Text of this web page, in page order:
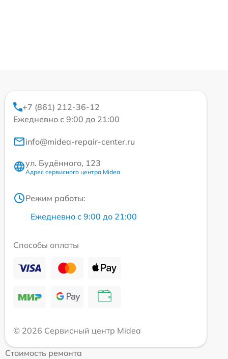
+7 (861) 212-36-12
Ежедневно с 9:00 до 21:00
info@midea-repair-center.ru
ул. Будённого, 123
Адрес сервисного центра Midea
Режим работы:
Ежедневно с 9:00 до 21:00
Способы оплаты
© 2026 Сервисный центр Midea
Стоимость ремонта